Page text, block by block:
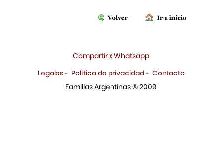
Compartir x Whatsapp
Legales- Política de privacidad- Contacto
Familias Argentinas ® 2009